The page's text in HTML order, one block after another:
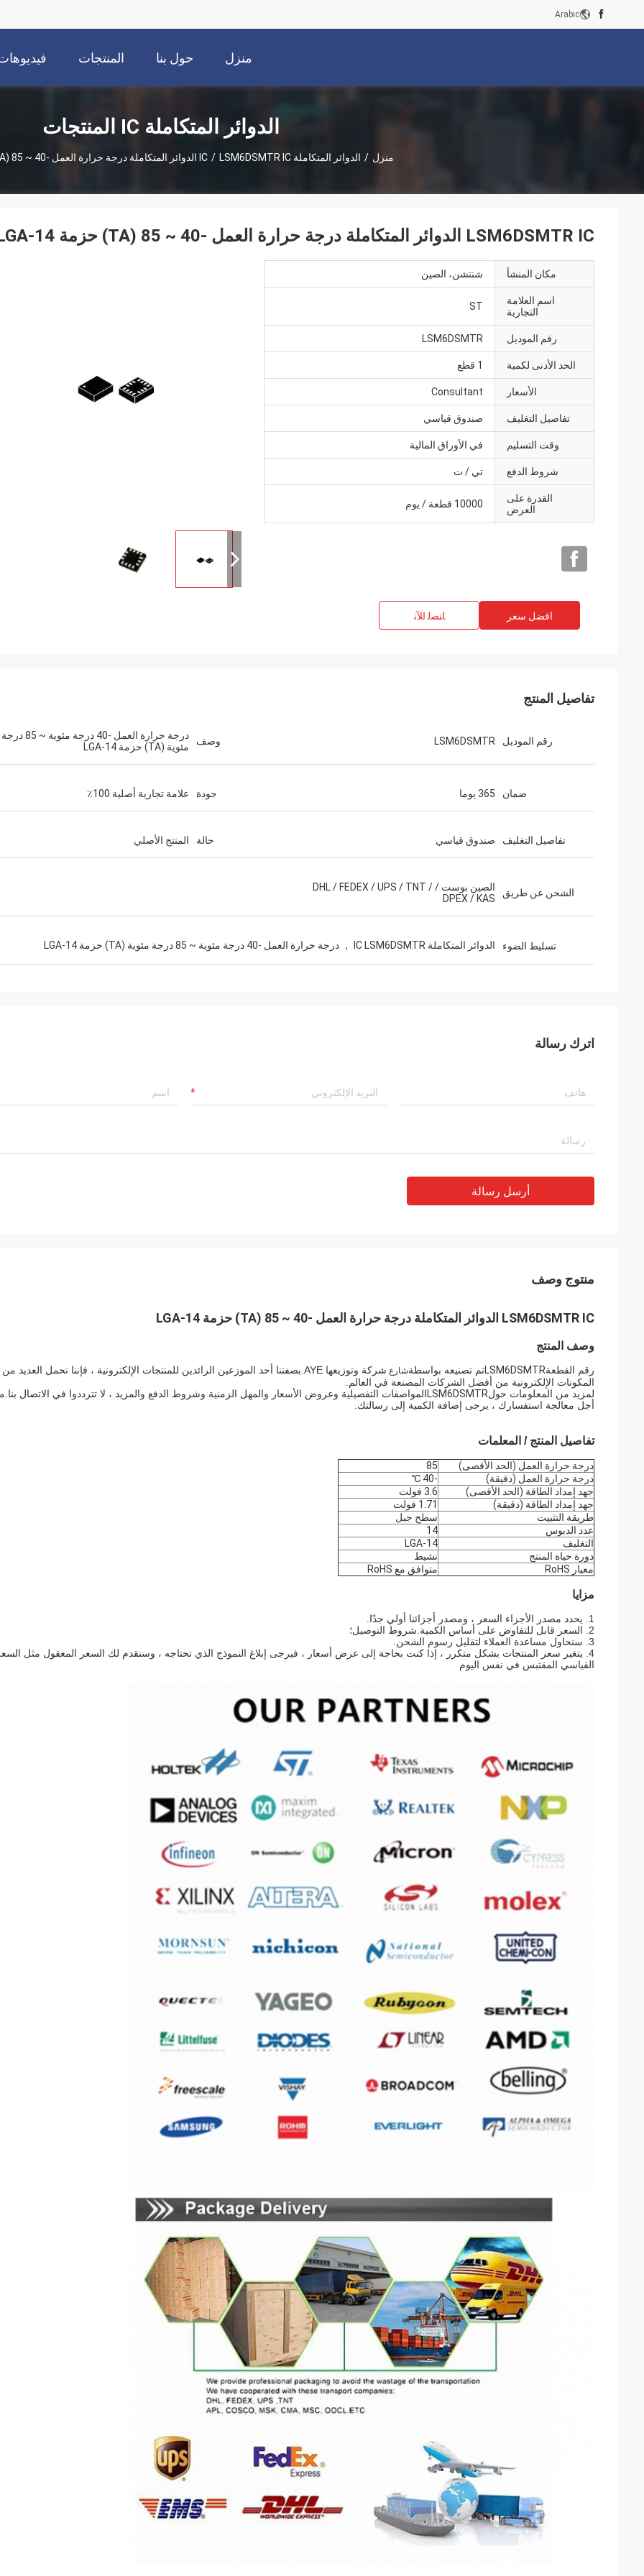
Arabic
منزل حول بنا المنتجات
الدوائر المتكاملة IC المنتجات
منزل / الدوائر المتكاملة IC / LSM6DSMTR IC الدوائر المتكاملة درجة حرارة العمل -40 ~ 85 (TA) حزمة LGA-14
LSM6DSMTR IC الدوائر المتكاملة درجة حرارة العمل -40 ~ 85 (TA) حزمة LGA-14
مكان المنشأ شنتشن، الصين
اسم العلامة
التجارية
ST
رقم الموديل LSM6DSMTR
الحد الأدنى لكمية 1 قطع
الأسعار Consultant
تفاصيل التغليف صندوق قياسي
وقت التسليم في الأوراق المالية
شروط الدفع تي / ت
القدرة على
العرض
10000 قطعة / يوم
افضل سعر ﺎﺘﺼﻟ ﺍﻶﻧ
تفاصيل المنتج
رقم الموديل LSM6DSMTR وصف
درجة حرارة العمل -40 درجة مئوية ~ 85 درجة
مئوية (TA) حزمة LGA-14
ضمان 365 يوما جودة علامة تجارية أصلية 100٪
تفاصيل التغليف صندوق قياسي حالة المنتج الأصلي
الشحن عن طريق
الصين بوست / DHL / FEDEX / UPS / TNT /
DPEX / KAS
تسليط الضوء الدوائر المتكاملة IC LSM6DSMTR ， درجة حرارة العمل -40 درجة مئوية ~ 85 درجة مئوية (TA) حزمة LGA-14
اترك رسالة
أرسل رسالة
منتوج وصف
LSM6DSMTR IC الدوائر المتكاملة درجة حرارة العمل -40 ~ 85 (TA) حزمة LGA-14
وصف المنتج
رقم القطعةLSM6DSMTRتم تصنيعه بواسطةشارع
شركة وتوزيعها AYE.بصفتنا أحد الموزعين الرائدين للمنتجات الإلكترونية ، فإننا نحمل العديد من
المكونات الإلكترونية من أفضل الشركات المصنعة في العالم.
لمزيد من المعلومات حولLSM6DSMTRالمواصفات التفصيلية وعروض الأسعار والمهل الزمنية وشروط الدفع والمزيد ، لا تترددوا في الاتصال
أجل معالجة استفسارك ، يرجى إضافة الكمية إلى رسالتك.
تفاصيل المنتج / المعلمات
درجة حرارة العمل (الحد الأقصى)
85
درجة حرارة العمل (دقيقة)
-40 ℃
جهد إمداد الطاقة (الحد الأقصى)
3.6 فولت
جهد إمداد الطاقة (دقيقة)
1.71 فولت
طريقة التثبيت
سطح جبل
عدد الدبوس
14
التغليف
LGA-14
دورة حياة المنتج
نشيط
معيار RoHS
متوافق مع RoHS
مزايا
1. يحدد مصدر الأجزاء السعر ، ومصدر أجزائنا أولي جدًا.
2. السعر قابل للتفاوض على أساس الكمية.شروط التوصيل؛
3. سنحاول مساعدة العملاء لتقليل رسوم الشحن.
4. يتغير سعر المنتجات بشكل متكرر ، إذا كنت بحاجة إلى عرض أسعار ، فيرجى إبلاغ النموذج الذي تحتاجه ، وسنقدم لك السعر المعقول مثل
القياسي المقتبس في نفس اليوم